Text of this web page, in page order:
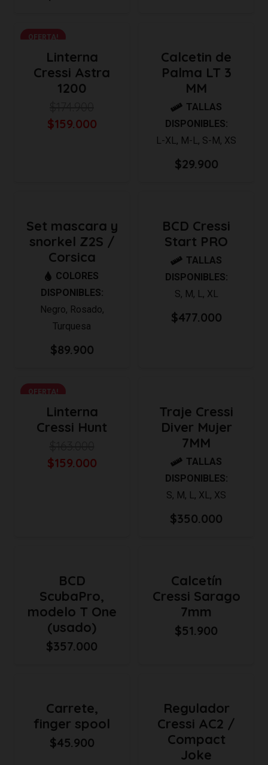
OFERTA!
Linterna
Cressi Astra
1200
El
$159.000El
Calcetin de
Palma LT 3
MM
TALLAS
DISPONIBLES:
L-XL, M-L, S-M, XS
$29.900
Set mascara y
snorkel Z2S /
Corsica
COLORES
DISPONIBLES:
Negro, Rosado,
Turquesa
$89.900
BCD Cressi
Start PRO
TALLAS
DISPONIBLES:
S, M, L, XL
$477.000
OFERTA!
Linterna
Cressi Hunt
El
$159.000El
Traje Cressi
Diver Mujer
7MM
TALLAS
DISPONIBLES:
S, M, L, XL, XS
$350.000
BCD
ScubaPro,
modelo T One
(usado)
$357.000
Calcetín
Cressi Sarago
7mm
$51.900
Carrete,
finger spool
$45.900
Regulador
Cressi AC2 /
Compact
Joke